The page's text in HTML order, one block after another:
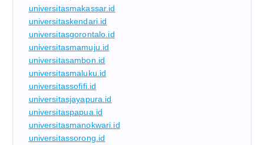
universitasmakassar.id
universitaskendari.id
universitasgorontalo.id
universitasmamuju.id
universitasambon.id
universitasmaluku.id
universitassofifi.id
universitasjayapura.id
universitaspapua.id
universitasmanokwari.id
universitassorong.id